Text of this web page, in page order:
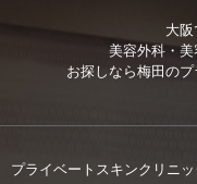
大
美容外科・
お探しなら梅田のプ
プライベートスキンクリニ